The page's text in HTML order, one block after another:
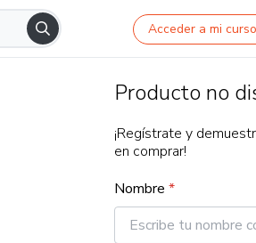
Acceder a mi curso
Producto no
¡Regístrate y
en comprar!
Nombre *